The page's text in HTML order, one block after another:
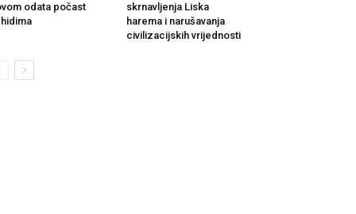
odata počast
skrnavljenja Liska
harema i narušavanja
civilizacijskih vrijednosti